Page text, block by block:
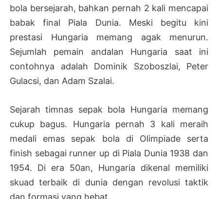
bola bersejarah, bahkan pernah 2 kali mencapai
babak final Piala Dunia. Meski begitu kini
prestasi Hungaria memang agak menurun.
Sejumlah pemain andalan Hungaria saat ini
contohnya adalah Dominik Szoboszlai, Peter
Gulacsi, dan Adam Szalai.
Sejarah timnas sepak bola Hungaria memang
cukup bagus. Hungaria pernah 3 kali meraih
medali emas sepak bola di Olimpiade serta
finish sebagai runner up di Piala Dunia 1938 dan
1954. Di era 50an, Hungaria dikenal memiliki
skuad terbaik di dunia dengan revolusi taktik
dan formasi yang hebat.